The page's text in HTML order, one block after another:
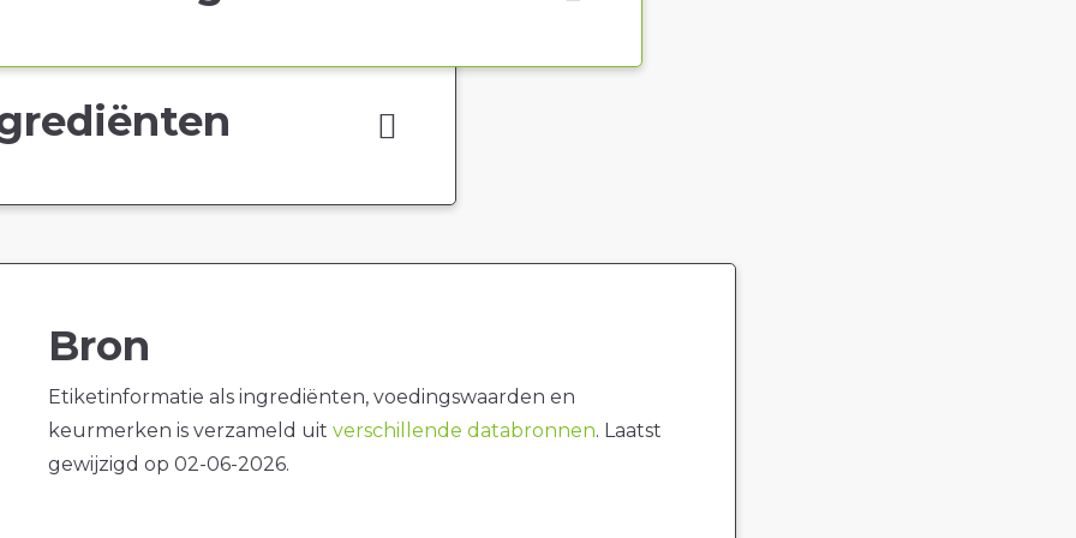
Bron
Etiketinformatie als ingrediënten, voedingswaarden en
keurmerken is verzameld uit verschillende databronnen. Laatst
gewijzigd op 02-06-2026.